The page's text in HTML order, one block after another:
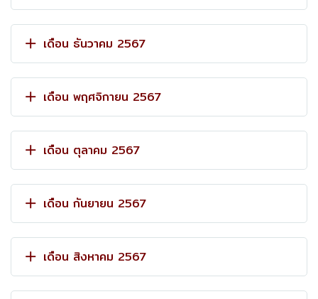
เดือน ธันวาคม 2567
เดือน พฤศจิกายน 2567
เดือน ตุลาคม 2567
เดือน กันยายน 2567
เดือน สิงหาคม 2567